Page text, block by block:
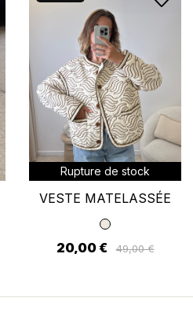
Rupture de stock
VESTE MATELASSÉE
20,00 € 49,00 €